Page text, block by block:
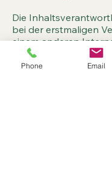
Die
bei der erstmaligen
einem anderen
fremden Inhalt
durch ihn eine mögliche
Phone Email